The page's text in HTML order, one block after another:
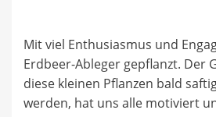
Mit viel Enthusiasmus und
Erdbeer-Ableger gepflanzt. Der
diese kleinen Pflanzen bald
werden, hat uns alle motiviert